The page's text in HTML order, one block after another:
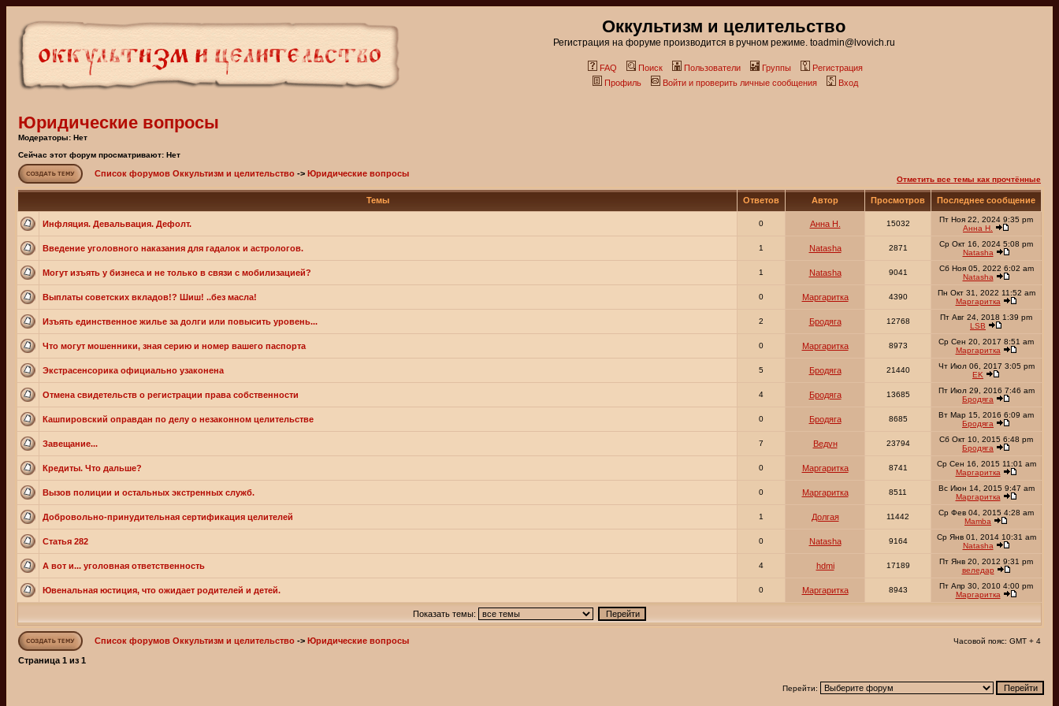
Оккультизм и целительство
Регистрация на форуме производится в ручном режиме. toadmin@lvovich.ru
FAQ Поиск Пользователи Группы
Регистрация
Профиль
Войти и проверить личные сообщения Вход
Юридические вопросы
Модераторы: Нет
Сейчас этот форум просматривают: Нет
Список форумов Оккультизм и целительство -> Юридические вопросы
Отметить все темы как прочтённые
Темы Ответов Автор Просмотров Последнее сообщение
Инфляция. Девальвация. Дефолт. 0 Анна Н. 15032
Пт Ноя 22, 2024 9:35 pm
Анна Н.
Введение уголовного наказания для гадалок и астрологов. 1 Natasha 2871
Ср Окт 16, 2024 5:08 pm
Natasha
Могут изъять у бизнеса и не только в связи с мобилизацией? 1 Natasha 9041
Сб Ноя 05, 2022 6:02 am
Natasha
Выплаты советских вкладов!? Шиш! ..без масла! 0 Маргаритка 4390
Пн Окт 31, 2022 11:52 am
Маргаритка
Изъять единственное жилье за долги или повысить уровень... 2 Бродяга 12768
Пт Авг 24, 2018 1:39 pm
LSB
Что могут мошенники, зная серию и номер вашего паспорта 0 Маргаритка 8973
Ср Сен 20, 2017 8:51 am
Маргаритка
Экстрасенсорика официально узаконена 5 Бродяга 21440
Чт Июл 06, 2017 3:05 pm
EK
Отмена свидетельств о регистрации права собственности 4 Бродяга 13685
Пт Июл 29, 2016 7:46 am
Бродяга
Кашпировский оправдан по делу о незаконном целительстве 0 Бродяга 8685
Вт Мар 15, 2016 6:09 am
Бродяга
Завещание... 7 Ведун 23794
Сб Окт 10, 2015 6:48 pm
Бродяга
Кредиты. Что дальше? 0 Маргаритка 8741
Ср Сен 16, 2015 11:01 am
Маргаритка
Вызов полиции и остальных экстренных служб. 0 Маргаритка 8511
Вс Июн 14, 2015 9:47 am
Маргаритка
Добровольно-принудительная сертификация целителей 1 Долгая 11442
Ср Фев 04, 2015 4:28 am
Mamba
Статья 282 0 Natasha 9164
Ср Янв 01, 2014 10:31 am
Natasha
А вот и... уголовная ответственность 4 hdmi 17189
Пт Янв 20, 2012 9:31 pm
веледар
Ювенальная юстиция, что ожидает родителей и детей. 0 Маргаритка 8943
Пт Апр 30, 2010 4:00 pm
Маргаритка
Показать темы:
Список форумов Оккультизм и целительство -> Юридические вопросы Часовой пояс: GMT + 4
Страница 1 из 1
Перейти: